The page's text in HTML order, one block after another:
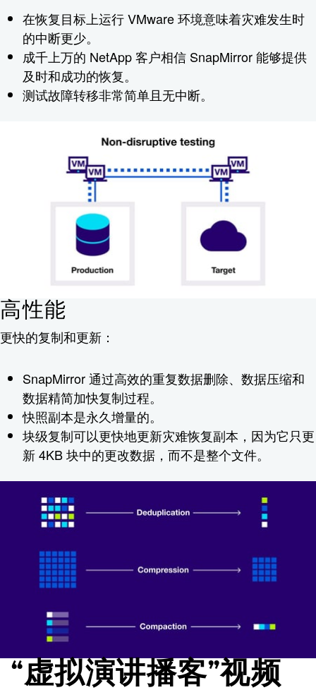
在恢复目标上运行 VMware 环境意味着灾难发生时
的中断更少。
成千上万的 NetApp 客户相信 SnapMirror 能够提供
及时和成功的恢复。
测试故障转移非常简单且无中断。
高性能
更快的复制和更新：
SnapMirror 通过高效的重复数据删除、数据压缩和
数据精简加快复制过程。
快照副本是永久增量的。
块级复制可以更快地更新灾难恢复副本，因为它只更
新 4KB 块中的更改数据，而不是整个文件。
“虚拟演讲播客”视频